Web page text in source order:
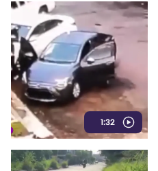
1:32